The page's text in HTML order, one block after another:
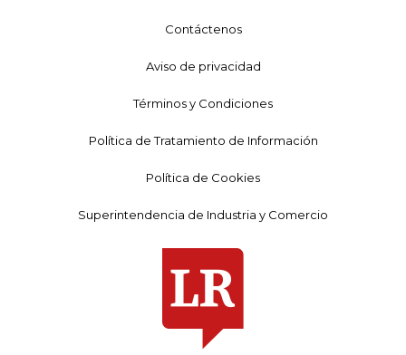
Contáctenos
Aviso de privacidad
Términos y Condiciones
Política de Tratamiento de Información
Política de Cookies
Superintendencia de Industria y Comercio